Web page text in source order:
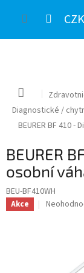
CZK
Domů
Diagnostické /
BEURER BF 410
BEURER
osobní
BEU-BF410WH
Akce
Průměrné